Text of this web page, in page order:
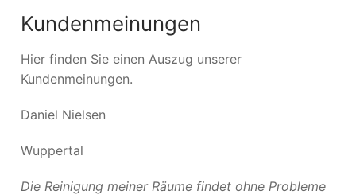
Kundenmeinungen
Hier finden Sie einen Auszug unserer
Kundenmeinungen.
Daniel Nielsen
Wuppertal
Die Reinigung meiner Räume findet ohne Probleme